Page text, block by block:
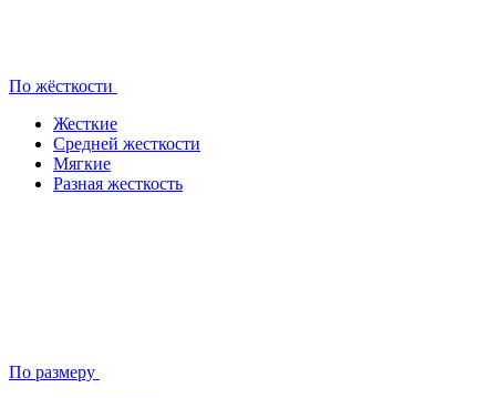
По жёсткости
Жесткие
Средней жесткости
Мягкие
Разная жесткость
По размеру